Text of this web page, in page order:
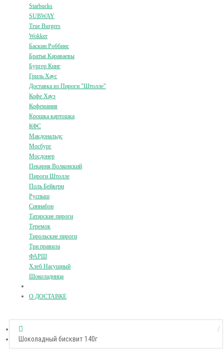
Starbucks
SUBWAY
True Burgers
Wokker
Баскин Роббинс
Братья Караваевы
Бургер Кинг
Гриль Хаус
Доставка из Пироги "Штолле"
Кофе Хауз
Кофемания
Крошка картошка
КФС
Макдональдс
Мосбург
Мосдонер
Пекарня Волконский
Пироги Штолле
Поль Бейкери
Руспыш
Синнабон
Татарские пироги
Теремок
Тирольские пироги
Три правила
ФАРШ
Хлеб Насущный
Шоколадница
О ДОСТАВКЕ
Шоколадный бисквит 140г